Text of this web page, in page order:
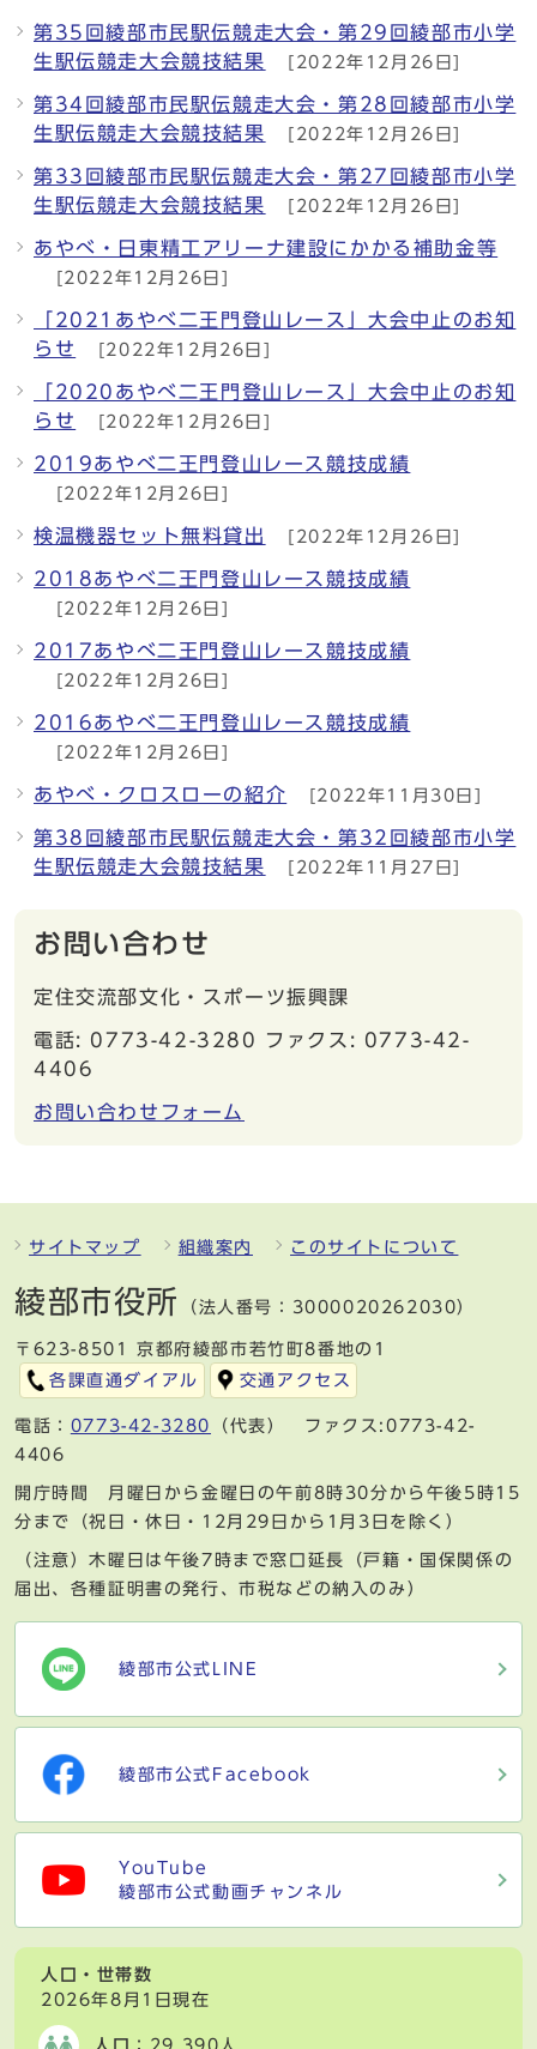
第35回綾部市民駅伝競走大会・第29回綾部市小学
生駅伝競走大会競技結果
[2022年12月26日]
第34回綾部市民駅伝競走大会・第28回綾部市小学
生駅伝競走大会競技結果
[2022年12月26日]
第33回綾部市民駅伝競走大会・第27回綾部市小学
生駅伝競走大会競技結果
[2022年12月26日]
あやべ・日東精工アリーナ建設にかかる補助金等
[2022年12月26日]
「2021あやべ二王門登山レース」大会中止のお知
らせ
[2022年12月26日]
「2020あやべ二王門登山レース」大会中止のお知
らせ
[2022年12月26日]
2019あやべ二王門登山レース競技成績
[2022年12月26日]
検温機器セット無料貸出 [2022年12月26日]
2018あやべ二王門登山レース競技成績
[2022年12月26日]
2017あやべ二王門登山レース競技成績
[2022年12月26日]
2016あやべ二王門登山レース競技成績
[2022年12月26日]
あやべ・クロスローの紹介 [2022年11月30日]
第38回綾部市民駅伝競走大会・第32回綾部市小学
生駅伝競走大会競技結果
[2022年11月27日]
お問い合わせ
定住交流部文化・スポーツ振興課
電話: 0773-42-3280 ファクス: 0773-42-
4406
お問い合わせフォーム
サイトマップ 組織案内 このサイトについて
綾部市役所 （法人番号：3000020262030）
〒623-8501 京都府綾部市若竹町8番地の1
各課直通ダイアル
交通アクセス
電話： 0773-42-3280
（代表） ファクス:0773-42-
4406
開庁時間 月曜日から金曜日の午前8時30分から午後5時15
分まで（祝日・休日・12月29日から1月3日を除く）
（注意）木曜日は午後7時まで窓口延長（戸籍・国保関係の
届出、各種証明書の発行、市税などの納入のみ）
綾部市公式LINE
綾部市公式Facebook
YouTube
綾部市公式動画チャンネル
人口・世帯数
2026年8月1日現在
人口 ：29,390人